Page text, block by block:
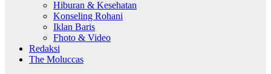
Hiburan & Kesehatan
Konseling Rohani
Iklan Baris
Fhoto & Video
Redaksi
The Moluccas